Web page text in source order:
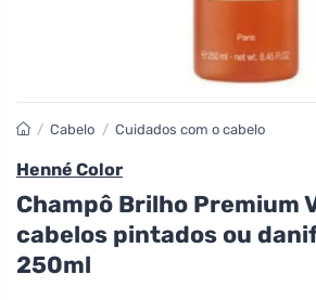
/ Cabelo / Cuidados com o cabelo
Henné Color
Champô Brilho Premium
cabelos pintados ou
250ml